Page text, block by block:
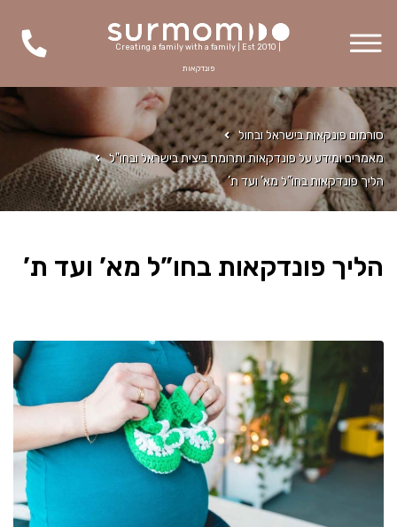
Creating a family with a family | Est 2010 |
פונדקאות
סורמום פונקאות בישראל ובחול
מאמרים ומידע על פונדקאות ותרומת ביצית בישראל ובחו"ל
הליך פונדקאות בחו”ל מא’ ועד ת’
הליך פונדקאות בחו”ל מא’ ועד ת’